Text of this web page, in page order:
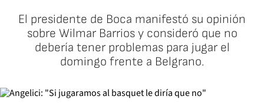
El presidente de Boca manifestó su opinión
sobre Wilmar Barrios y consideró que no
debería tener problemas para jugar el
domingo frente a Belgrano.